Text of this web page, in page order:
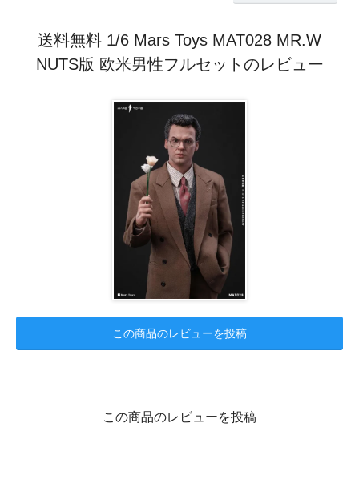
送料無料 1/6 Mars Toys MAT028 MR.W
NUTS版 欧米男性フルセットのレビュー
この商品のレビューを投稿
この商品のレビューを投稿